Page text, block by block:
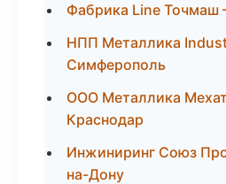
Фабрика Line Точмаш
НПП Металлика
Симферополь
ООО Металлика
Краснодар
Инжиниринг Союз
на-Дону